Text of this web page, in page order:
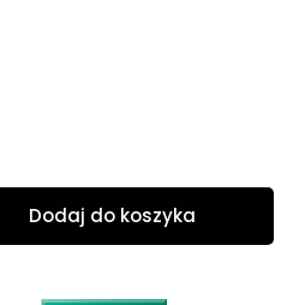
Dodaj do koszyka